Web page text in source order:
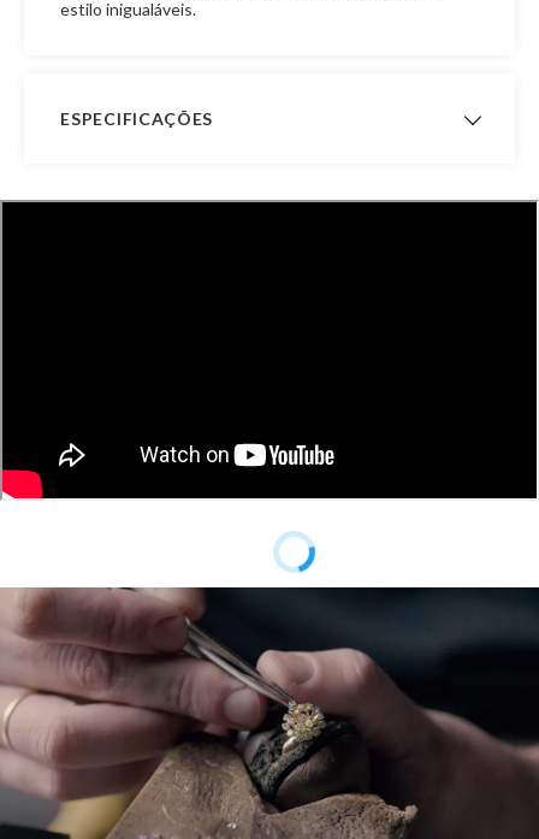
estilo inigualáveis.
ESPECIFICAÇÕES
O par de brincos possui 136
diamantes, totalizando 68
Acabamento
Largura 24,5mm de diâmetro
B27192